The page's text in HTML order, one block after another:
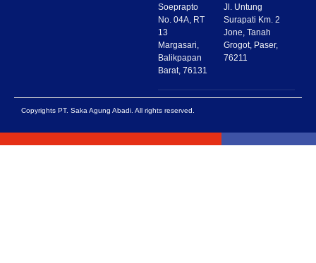
Soeprapto
No. 04A, RT
13
Margasari,
Balikpapan
Barat, 76131
Jl. Untung
Surapati Km. 2
Jone, Tanah
Grogot, Paser,
76211
Copyrights PT. Saka Agung Abadi. All rights reserved.